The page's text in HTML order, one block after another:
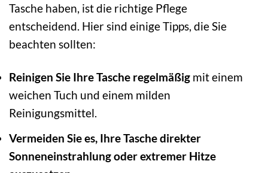
Tasche haben, ist die richtige Pflege
entscheidend. Hier sind einige Tipps, die Sie
beachten sollten:
Reinigen Sie Ihre Tasche regelmäßig mit einem
weichen Tuch und einem milden
Reinigungsmittel.
Vermeiden Sie es, Ihre Tasche direkter
Sonneneinstrahlung oder extremer Hitze